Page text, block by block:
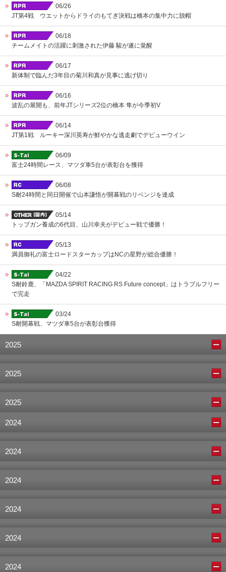
06/26
JT第4戦 ウエットからドライのもてぎ決戦は橋本の集中力に脱帽
06/18
チームメイトの活躍に刺激された伊藤 駿が遂に覚醒
06/17
新体制で臨んだ3年目の菊川和真が見事に逃げ切り
06/16
波乱の展開も、前年JTシリーズ2位の橋本 隼が今季初V
06/14
JT第1戦 ルーキー深川英寿が鮮やかな逃走劇でデビューウイン
06/09
富士24時間レース、マツダ車5台が表彰台を獲得
06/08
S耐24時間と同日開催で山本謙悟が開幕戦のリベンジを達成
05/14
トップガン養成の6代目、山川幸夫がデビュー戦で優勝！
05/13
満員御礼の富士ロードスターカップはNCの星野が総合優勝！
04/22
S耐鈴鹿、「MAZDA SPIRIT RACING RS Future concept」はトラブルフリー
で完走
03/24
S耐開幕戦、マツダ車5台が表彰台獲得
2025
2025
2025
2024
2024
2024
2024
2024
2024